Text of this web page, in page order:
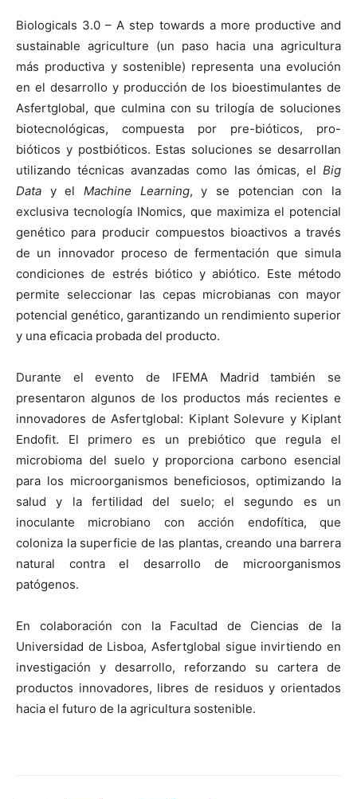
Biologicals 3.0 – A step towards a more productive and
sustainable agriculture (un paso hacia una agricultura
más productiva y sostenible) representa una evolución
en el desarrollo y producción de los bioestimulantes de
Asfertglobal, que culmina con su trilogía de soluciones
biotecnológicas, compuesta por pre-bióticos, pro-
bióticos y postbióticos. Estas soluciones se desarrollan
utilizando técnicas avanzadas como las ómicas, el Big
Data y el Machine Learning, y se potencian con la
exclusiva tecnología INomics, que maximiza el potencial
genético para producir compuestos bioactivos a través
de un innovador proceso de fermentación que simula
condiciones de estrés biótico y abiótico. Este método
permite seleccionar las cepas microbianas con mayor
potencial genético, garantizando un rendimiento superior
y una eficacia probada del producto.
Durante el evento de IFEMA Madrid también se
presentaron algunos de los productos más recientes e
innovadores de Asfertglobal: Kiplant Solevure y Kiplant
Endofit. El primero es un prebiótico que regula el
microbioma del suelo y proporciona carbono esencial
para los microorganismos beneficiosos, optimizando la
salud y la fertilidad del suelo; el segundo es un
inoculante microbiano con acción endofítica, que
coloniza la superficie de las plantas, creando una barrera
natural contra el desarrollo de microorganismos
patógenos.
En colaboración con la Facultad de Ciencias de la
Universidad de Lisboa, Asfertglobal sigue invirtiendo en
investigación y desarrollo, reforzando su cartera de
productos innovadores, libres de residuos y orientados
hacia el futuro de la agricultura sostenible.